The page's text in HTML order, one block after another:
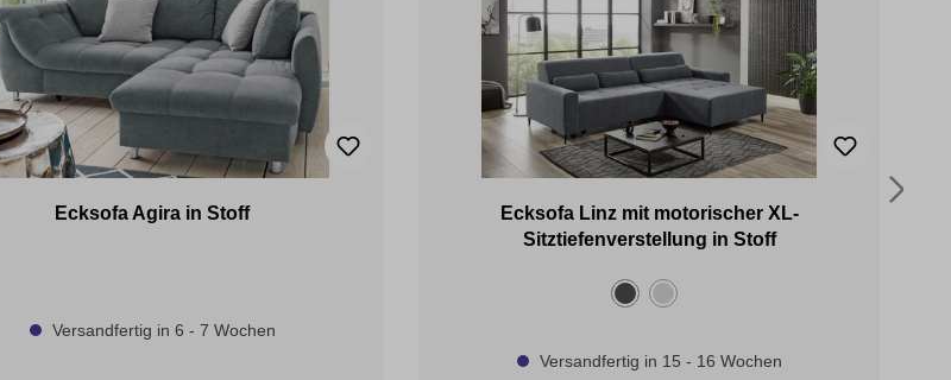
Ecksofa Agira in Stoff
Versandfertig in 6 - 7 Wochen
Ecksofa Linz mit motorischer XL-
Sitztiefenverstellung in Stoff
Versandfertig in 15 - 16 Wochen